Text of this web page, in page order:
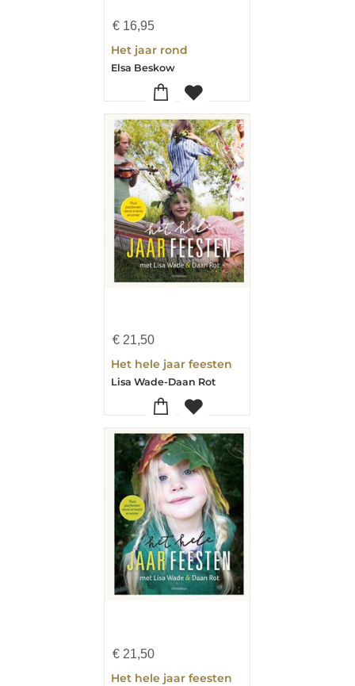
€ 16,95
Het jaar rond
Elsa Beskow
€ 21,50
Het hele jaar feesten
Lisa Wade-Daan Rot
€ 21,50
Het hele jaar feesten